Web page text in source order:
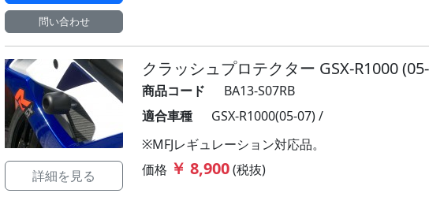
問い合わせ
詳細を見る
クラッシュプロテクター GSX-R1000
商品コード
BA13-S07RB
適合車種
GSX-R1000(05-07) /
※MFJレギュレーション対応品。
価格 ￥ 8,900(税抜)